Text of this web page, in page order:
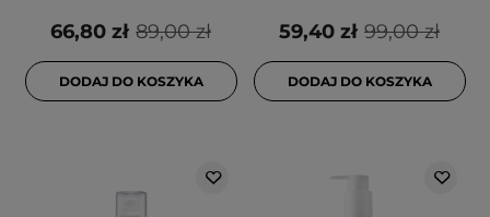
89,00 zł
66,80 zł
DODAJ DO KOSZYKA
99,00 zł
59,40 zł
DODAJ DO KOSZYKA